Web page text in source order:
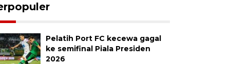
Pelatih Port FC kecewa gagal
ke semifinal Piala Presiden
2026